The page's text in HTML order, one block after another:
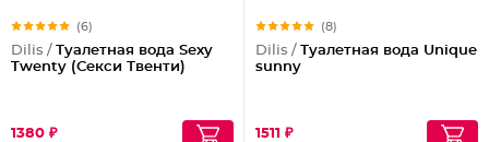
(6)
Dilis / Туалетная вода Sexy
Twenty (Секси Твенти)
1380 ₽
(8)
Dilis / Туалетная вода Unique
sunny
1511 ₽